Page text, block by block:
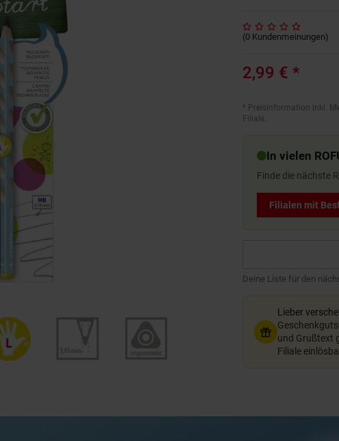
(0 Kundenmeinungen)
2,99 € *
* Preisinformation inkl.
Filiale.
In vielen
Finde die nächste
Filialen mit
Deine Liste für den
Lieber
und Grußtext
Filiale